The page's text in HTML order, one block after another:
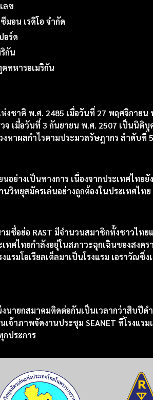
ลข
มอน เรดิโอ จำกัด
อร์ด
กัน
ทหารอเมริกัน
าติ พ.ศ. 2485 เมื่อวันที่ 27 พฤศจิกายน
มื่อวันที่ 3 กันยายน พ.ศ. 2507 เป็นนิติบุ
หาผลกำไรตามประมวลรัษฎากร ลำดับที่
อย่างเป็นทางการ เนื่องจากประเทศไท
วิทยุสมัครเล่นอย่างถูกต้องในประเทศไทย
ชื่อย่อ RAST มีจำนวนสมาชิกทั้งชาวไท
ศไทยกำลังอยุ่ในสภาวะฉุกเฉินของสงค
มโอเรียลเต็ลมาเป็นโรงแรม เอราวัณซึ่
ายกสมาคมติดต่อกันเป็นเวลากว่าสิบปีด
จ้าภาพจัดงานประชุม SEANET ที่โรงแ
กประการ